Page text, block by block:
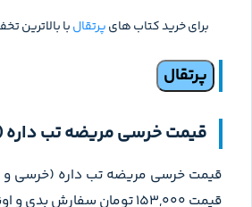
برای خرید کتاب هایپرتقالبا بالاترین
پرتقال
قیمت خرسی مریضه تب
قیمت 153,000 تومان سفارش بدی و اونو درب منزل تحویل بگیری.